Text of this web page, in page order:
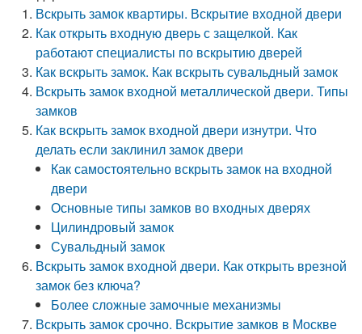
Вскрыть замок квартиры. Вскрытие входной двери
Как открыть входную дверь с защелкой. Как
работают специалисты по вскрытию дверей
Как вскрыть замок. Как вскрыть сувальдный замок
Вскрыть замок входной металлической двери. Типы
замков
Как вскрыть замок входной двери изнутри. Что
делать если заклинил замок двери
Как самостоятельно вскрыть замок на входной
двери
Основные типы замков во входных дверях
Цилиндровый замок
Сувальдный замок
Вскрыть замок входной двери. Как открыть врезной
замок без ключа?
Более сложные замочные механизмы
Вскрыть замок срочно. Вскрытие замков в Москве